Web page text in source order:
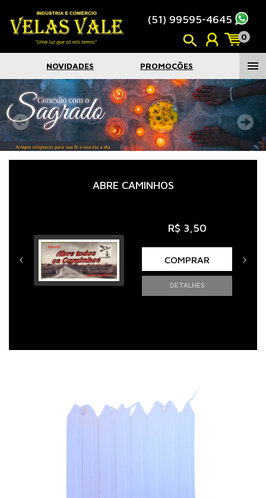
(51) 99595-4645
0
NOVIDADES PROMOÇÕES menu
ABRE CAMINHOS
R$ 3,50
COMPRAR
DETALHES